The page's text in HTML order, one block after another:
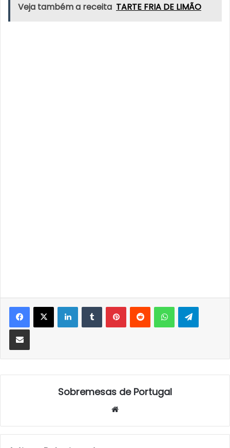
Veja também a receita TARTE FRIA DE LIMÃO
LinkedInTumblrPinterestReddit WhatsApp
Partilhar Via Email
Sobremesas de Portugal